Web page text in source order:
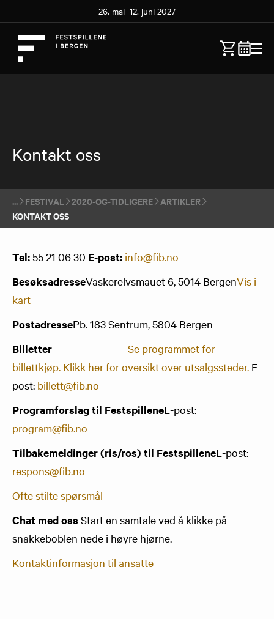
26. mai–12. juni 2027
Kontakt oss
FESTIVAL 2020-OG-TIDLIGERE
ARTIKLER
KONTAKT OSS
Tel:55 21 06 30 E-post: info@fib.no
BesøksadresseVaskerelvsmauet 6, 5014 BergenVis i
kart
PostadressePb. 183 Sentrum, 5804 Bergen
Billetter
Se programmet for
billettkjøp. Klikk her for oversikt over utsalgssteder. E-
post: billett@fib.no
Programforslag til FestspilleneE-post:
program@fib.no
Tilbakemeldinger (ris/ros) til FestspilleneE-post:
respons@fib.no
Ofte stilte spørsmål
Chat med oss Start en samtale ved å klikke på
snakkeboblen nede i høyre hjørne.
Kontaktinformasjon til ansatte